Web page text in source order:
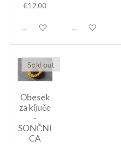
€12.00
Sold out Sold out
Sold out
Obesek
za ključe
-
SONČNI
CA